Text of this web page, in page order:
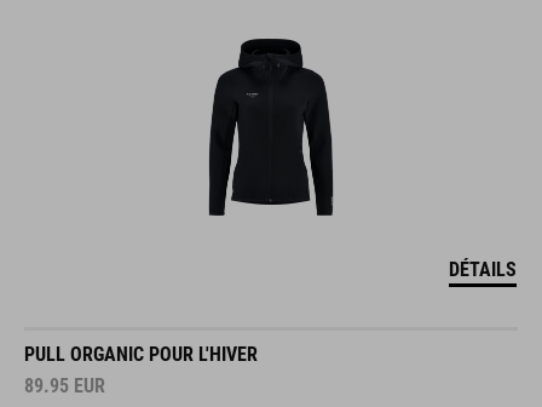
DÉTAILS
PULL ORGANIC POUR L'HIVER
89.95 EUR